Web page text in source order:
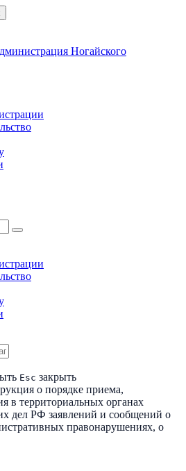
Ногайского
Esc закрыть
о порядке приема,
в территориальных органах
дел РФ заявлений и сообщений о
правонарушениях, о